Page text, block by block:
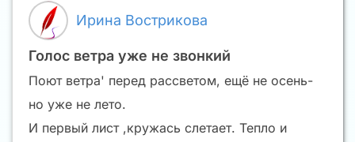
Ирина Вострикова
Голос ветра уже не звонкий
Поют ветра' перед рассветом, ещё не осень-
но уже не лето.
И первый лист ,кружась слетает. Тепло и